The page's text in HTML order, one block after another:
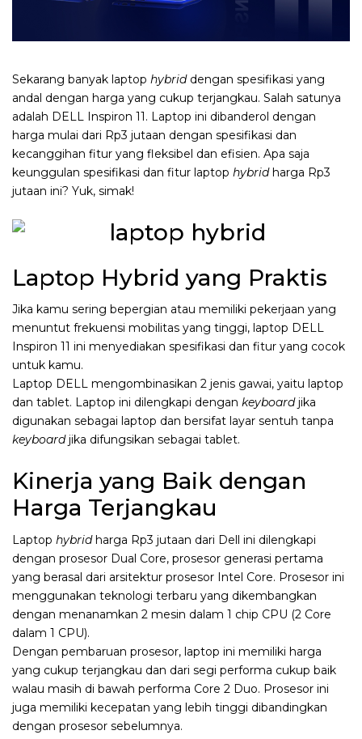
Sekarang banyak laptop hybriddengan spesifikasi yang
andal dengan harga yang cukup terjangkau. Salah satunya
adalah DELL Inspiron 11. Laptop ini dibanderol dengan
harga mulai dari Rp3 jutaan dengan spesifikasi dan
kecanggihan fitur yang fleksibel dan efisien. Apa saja
keunggulan spesifikasi dan fitur laptop hybridharga Rp3
jutaan ini? Yuk, simak!
Laptop Hybrid yang Praktis
Jika kamu sering bepergian atau memiliki pekerjaan yang
menuntut frekuensi mobilitas yang tinggi, laptop DELL
Inspiron 11 ini menyediakan spesifikasi dan fitur yang cocok
untuk kamu.
Laptop DELL mengombinasikan 2 jenis gawai, yaitu laptop
dan tablet. Laptop ini dilengkapi dengan keyboardjika
digunakan sebagai laptop dan bersifat layar sentuh tanpa
keyboardjika difungsikan sebagai tablet.
Kinerja yang Baik dengan
Harga Terjangkau
Laptop hybridharga Rp3 jutaan dari Dell ini dilengkapi
dengan prosesor Dual Core, prosesor generasi pertama
yang berasal dari arsitektur prosesor Intel Core. Prosesor ini
menggunakan teknologi terbaru yang dikembangkan
dengan menanamkan 2 mesin dalam 1 chip CPU (2 Core
dalam 1 CPU).
Dengan pembaruan prosesor, laptop ini memiliki harga
yang cukup terjangkau dan dari segi performa cukup baik
walau masih di bawah performa Core 2 Duo. Prosesor ini
juga memiliki kecepatan yang lebih tinggi dibandingkan
dengan prosesor sebelumnya.